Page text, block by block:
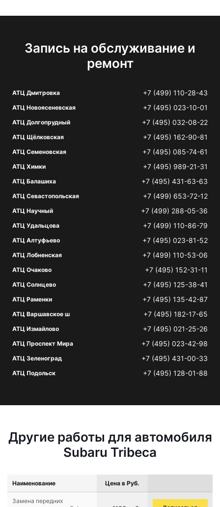
Запись на обслуживание и
ремонт
АТЦ Дмитровка +7 (499) 110-28-43
АТЦ Новоясеневская +7 (495) 023-10-01
АТЦ Долгопрудный +7 (495) 032-08-22
АТЦ Щёлковская +7 (495) 162-90-81
АТЦ Семеновская +7 (495) 085-74-61
АТЦ Химки +7 (495) 989-21-31
АТЦ Балашиха +7 (495) 431-63-63
АТЦ Севастопольская +7 (499) 653-72-12
АТЦ Научный +7 (499) 288-05-36
АТЦ Удальцова +7 (499) 110-86-79
АТЦ Алтуфьево +7 (495) 023-81-52
АТЦ Лобненская +7 (499) 110-53-06
АТЦ Очаково +7 (495) 152-31-11
АТЦ Солнцево +7 (495) 125-38-41
АТЦ Раменки +7 (495) 135-42-87
АТЦ Варшавское ш +7 (495) 182-17-65
АТЦ Измайлово +7 (495) 021-25-26
АТЦ Проспект Мира +7 (495) 023-42-98
АТЦ Зеленоград +7 (495) 431-00-33
АТЦ Подольск +7 (495) 128-01-88
Другие работы для автомобиля
Subaru Tribeca
Наименование Цена в Руб.
Замена передних